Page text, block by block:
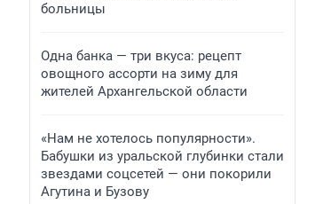
больницы
Одна банка — три вкуса: рецепт
овощного ассорти на зиму для
жителей Архангельской области
«Нам не хотелось популярности».
Бабушки из уральской глубинки стали
звездами соцсетей — они покорили
Агутина и Бузову